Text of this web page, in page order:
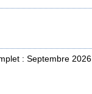
: Septembre 2026